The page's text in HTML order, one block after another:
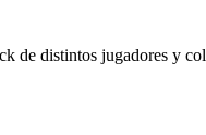
de distintos jugadores y